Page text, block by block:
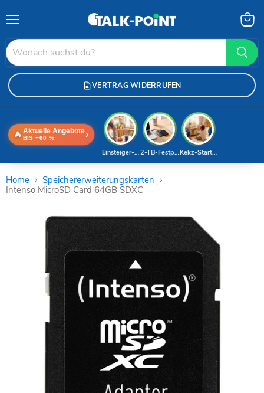
VERTRAG WIDERRUFEN
🔥 Aktuelle Angebote
BIS −60 % ›
Kekz-Starterset
2-TB-Festplatte
Einsteiger-Handy
Home
Speichererweiterungskarten
Intenso MicroSD Card 64GB SDXC